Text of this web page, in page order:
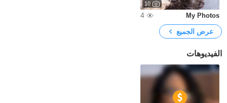
10
My Photos
4
عرض الجميع
الفيديوهات